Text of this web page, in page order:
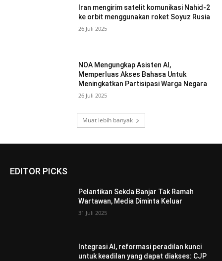
Iran mengirim satelit komunikasi Nahid-2
ke orbit menggunakan roket Soyuz Rusia
26 Juli 2025
NOA Mengungkap Asisten AI,
Memperluas Akses Bahasa Untuk
Meningkatkan Partisipasi Warga Negara
26 Juli 2025
Muat lebih banyak
EDITOR PICKS
Pelantikan Sekda Banjar Tak Ramah
Wartawan, Media Diminta Keluar
31 Juli 2025
Integrasi AI, reformasi peradilan kunci
untuk keadilan yang dapat diakses: CJP